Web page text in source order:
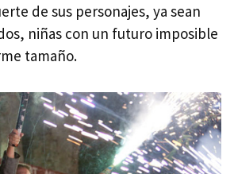
de sus personajes, ya sean
niñas con un futuro imposible
tamaño.